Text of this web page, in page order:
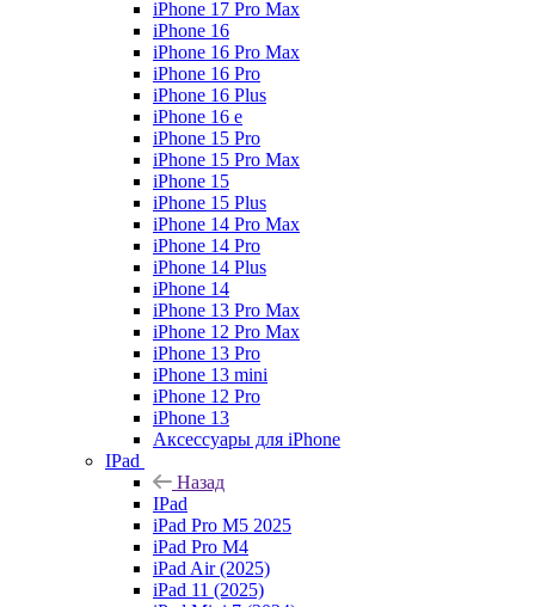
iPhone 17 Pro Max
iPhone 16
iPhone 16 Pro Max
iPhone 16 Pro
iPhone 16 Plus
iPhone 16 e
iPhone 15 Pro
iPhone 15 Pro Max
iPhone 15
iPhone 15 Plus
iPhone 14 Pro Max
iPhone 14 Pro
iPhone 14 Plus
iPhone 14
iPhone 13 Pro Max
iPhone 12 Pro Max
iPhone 13 Pro
iPhone 13 mini
iPhone 12 Pro
iPhone 13
Аксессуары для iPhone
IPad
Назад
IPad
iPad Pro M5 2025
iPad Pro M4
iPad Air (2025)
iPad 11 (2025)